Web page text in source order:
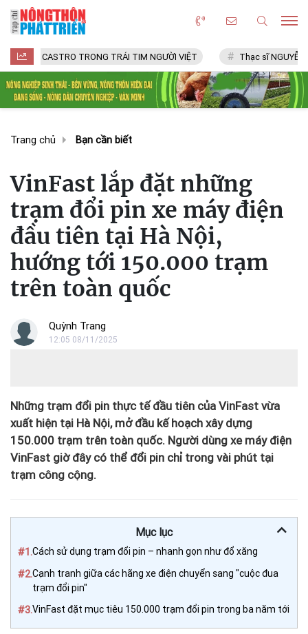
TRONG TRÁI TIM NGƯỜI VIỆT Thạc sĩ NGUYỄN VĂN CHÍ
Trang chủ Bạn cần biết
VinFast lắp đặt những
trạm đổi pin xe máy điện
đầu tiên tại Hà Nội,
hướng tới 150.000 trạm
trên toàn quốc
Quỳnh Trang
12:05 08/11/2025
Những trạm đổi pin thực tế đầu tiên của VinFast vừa
xuất hiện tại Hà Nội, mở đầu kế hoạch xây dựng
150.000 trạm trên toàn quốc. Người dùng xe máy điện
VinFast giờ đây có thể đổi pin chỉ trong vài phút tại
trạm công cộng.
Mục lục
#1.Cách sử dụng trạm đổi pin – nhanh gọn như đổ xăng
#2.Cạnh tranh giữa các hãng xe điện chuyển sang "cuộc đua
trạm đổi pin"
#3.VinFast đặt mục tiêu 150.000 trạm đổi pin trong ba năm tới